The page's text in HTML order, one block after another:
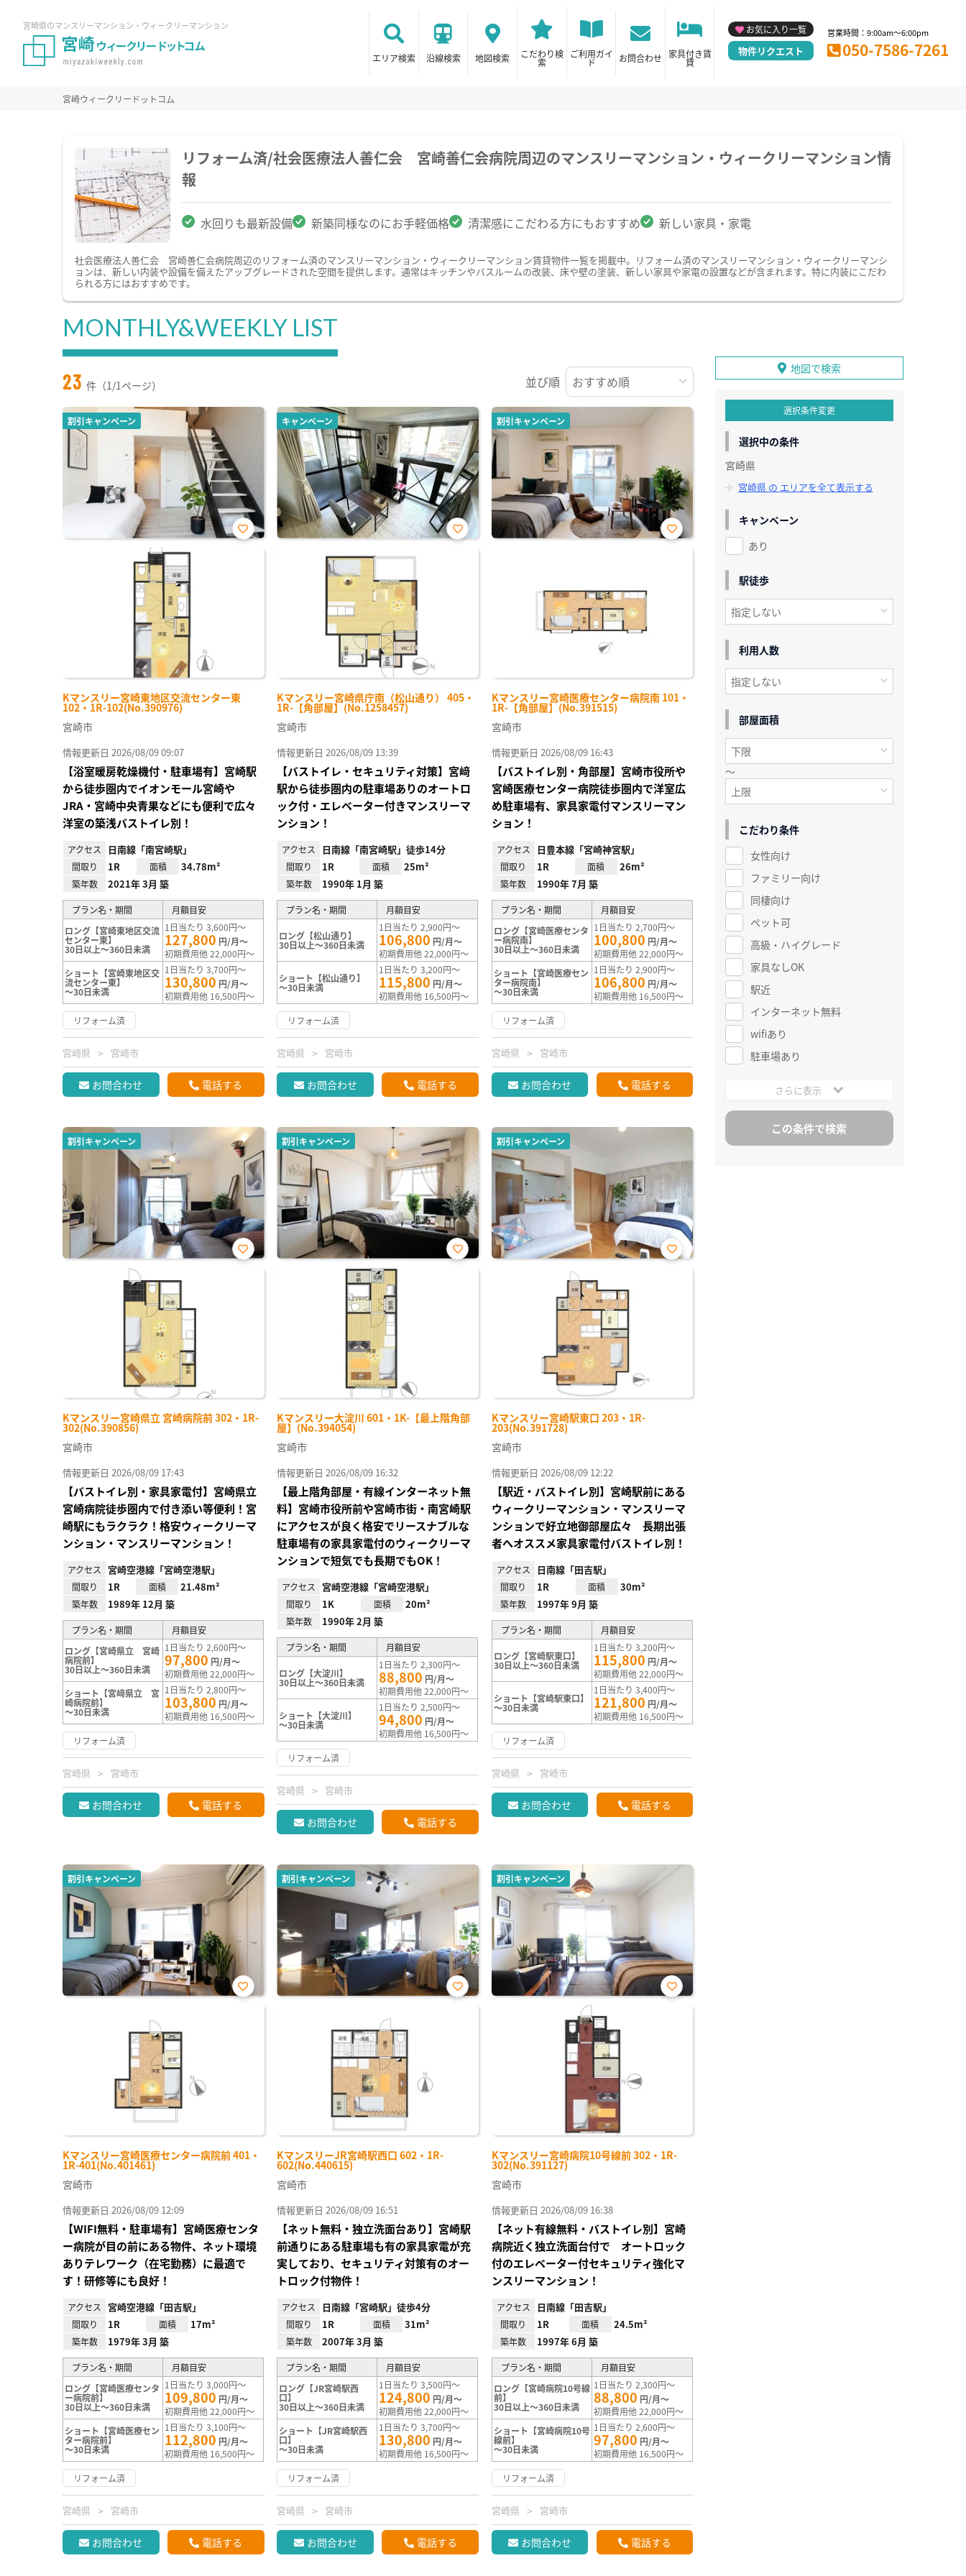
宮崎県のマンスリーマンション・ウィークリーマンション
エリア検索 沿線検索 地図検索 こだわり検
索
ご利用ガイ
ド お問合わせ 家具付き賃
貸
お気に入り一覧
物件リクエスト
営業時間：9:00am～6:00pm
050-7586-7261
宮崎ウィークリードットコム
リフォーム済/社会医療法人善仁会 宮崎善仁会病院周辺のマンスリーマンション・ウィークリーマンション情
報
水回りも最新設備 新築同様なのにお手軽価格 清潔感にこだわる方にもおすすめ 新しい家具・家電
社会医療法人善仁会 宮崎善仁会病院周辺のリフォーム済のマンスリーマンション・ウィークリーマンション賃貸物件一覧を掲載中。リフォーム済のマンスリーマンション・ウィークリーマンシ
ョンは、新しい内装や設備を備えたアップグレードされた空間を提供します。通常はキッチンやバスルームの改装、床や壁の塗装、新しい家具や家電の設置などが含まれます。特に内装にこだわ
られる方にはおすすめです。
MONTHLY&WEEKLY LIST
23 件（1/1ページ） 並び順
割引キャンペーン
Kマンスリー宮崎東地区交流センター東
102・1R-102(No.390976)
お気
宮崎市
情報更新日 2026/08/09 09:07
【浴室暖房乾燥機付・駐車場有】宮崎駅
から徒歩圏内でイオンモール宮崎や
JRA・宮崎中央青果などにも便利で広々
洋室の築浅バストイレ別！
アクセス 日南線「南宮崎駅」
間取り 1R 面積 34.78m²
築年数 2021年 3月 築
プラン名・期間
月額目安
ロング【宮崎東地区交流
センター東】
30日以上～360日未満
1日当たり 3,600円～
127,800 円/月～
初期費用他 22,000円～
ショート【宮崎東地区交
流センター東】
～30日未満
1日当たり 3,700円～
130,800 円/月～
初期費用他 16,500円～
リフォーム済
宮崎県 宮崎市
お問合わせ 電話する
キャンペーン
Kマンスリー宮崎県庁南（松山通り） 405・
1R-【角部屋】(No.1258457)
お気
宮崎市
情報更新日 2026/08/09 13:39
【バストイレ・セキュリティ対策】宮﨑
駅から徒歩圏内の駐車場ありのオートロ
ック付・エレベーター付きマンスリーマ
ンション！
アクセス 日南線「南宮崎駅」徒歩14分
間取り 1R 面積 25m²
築年数 1990年 1月 築
プラン名・期間 月額目安
ロング【松山通り】
30日以上～360日未満
1日当たり 2,900円～
106,800 円/月～
初期費用他 22,000円～
ショート【松山通り】
～30日未満
1日当たり 3,200円～
115,800 円/月～
初期費用他 16,500円～
リフォーム済
宮崎県 宮崎市
お問合わせ 電話する
割引キャンペーン
Kマンスリー宮崎医療センター病院南 101・
1R-【角部屋】(No.391515)
お気
宮崎市
情報更新日 2026/08/09 16:43
【バストイレ別・角部屋】宮崎市役所や
宮崎医療センター病院徒歩圏内で洋室広
め駐車場有、家具家電付マンスリーマン
ション！
アクセス 日豊本線「宮崎神宮駅」
間取り 1R 面積 26m²
築年数 1990年 7月 築
プラン名・期間
月額目安
ロング【宮崎医療センタ
ー病院南】
30日以上～360日未満
1日当たり 2,700円～
100,800 円/月～
初期費用他 22,000円～
ショート【宮崎医療セン
ター病院南】
～30日未満
1日当たり 2,900円～
106,800 円/月～
初期費用他 16,500円～
リフォーム済
宮崎県 宮崎市
お問合わせ 電話する
割引キャンペーン
Kマンスリー宮崎県立 宮崎病院前 302・1R-
302(No.390856)
お気
宮崎市
情報更新日 2026/08/09 17:43
【バストイレ別・家具家電付】宮崎県立
宮崎病院徒歩圏内で付き添い等便利！宮
崎駅にもラクラク！格安ウィークリーマ
ンション・マンスリーマンション！
アクセス 宮崎空港線「宮崎空港駅」
間取り 1R 面積 21.48m²
築年数 1989年 12月 築
プラン名・期間
月額目安
ロング【宮崎県立 宮崎
病院前】
30日以上～360日未満
1日当たり 2,600円～
97,800 円/月～
初期費用他 22,000円～
ショート【宮﨑県立 宮
崎病院前】
～30日未満
1日当たり 2,800円～
103,800 円/月～
初期費用他 16,500円～
リフォーム済
宮崎県 宮崎市
お問合わせ 電話する
割引キャンペーン
Kマンスリー大淀川 601・1K-【最上階角部
屋】(No.394054)
お気
宮崎市
情報更新日 2026/08/09 16:32
【最上階角部屋・有線インターネット無
料】宮崎市役所前や宮崎市街・南宮崎駅
にアクセスが良く格安でリースナブルな
駐車場有の家具家電付のウィークリーマ
ンションで短気でも長期でもOK！
アクセス 宮崎空港線「宮崎空港駅」
間取り 1K 面積 20m²
築年数 1990年 2月 築
プラン名・期間 月額目安
ロング【大淀川】
30日以上～360日未満
1日当たり 2,300円～
88,800 円/月～
初期費用他 22,000円～
ショート【大淀川】
～30日未満
1日当たり 2,500円～
94,800 円/月～
初期費用他 16,500円～
リフォーム済
宮崎県 宮崎市
お問合わせ 電話する
割引キャンペーン
Kマンスリー宮崎駅東口 203・1R-
203(No.391728)
お気
宮崎市
情報更新日 2026/08/09 12:22
【駅近・バストイレ別】宮崎駅前にある
ウィークリーマンション・マンスリーマ
ンションで好立地御部屋広々 長期出張
者へオススメ家具家電付バストイレ別！
アクセス 日南線「田吉駅」
間取り 1R 面積 30m²
築年数 1997年 9月 築
プラン名・期間 月額目安
ロング【宮崎駅東口】
30日以上～360日未満
1日当たり 3,200円～
115,800 円/月～
初期費用他 22,000円～
ショート【宮崎駅東口】
～30日未満
1日当たり 3,400円～
121,800 円/月～
初期費用他 16,500円～
リフォーム済
宮崎県 宮崎市
お問合わせ 電話する
割引キャンペーン
Kマンスリー宮崎医療センター病院前 401・
1R-401(No.401461)
お気
宮崎市
情報更新日 2026/08/09 12:09
【WIFI無料・駐車場有】宮崎医療センタ
ー病院が目の前にある物件、ネット環境
ありテレワーク（在宅勤務）に最適で
す！研修等にも良好！
アクセス 宮崎空港線「田吉駅」
間取り 1R 面積 17m²
築年数 1979年 3月 築
プラン名・期間
月額目安
ロング【宮崎医療センタ
ー病院前】
30日以上～360日未満
1日当たり 3,000円～
109,800 円/月～
初期費用他 22,000円～
ショート【宮崎医療セン
ター病院前】
～30日未満
1日当たり 3,100円～
112,800 円/月～
初期費用他 16,500円～
リフォーム済
宮崎県 宮崎市
お問合わせ 電話する
割引キャンペーン
KマンスリーJR宮崎駅西口 602・1R-
602(No.440615)
お気
宮崎市
情報更新日 2026/08/09 16:51
【ネット無料・独立洗面台あり】宮崎駅
前通りにある駐車場も有の家具家電が充
実しており、セキュリティ対策有のオー
トロック付物件！
アクセス 日南線「宮崎駅」徒歩4分
間取り 1R 面積 31m²
築年数 2007年 3月 築
プラン名・期間
月額目安
ロング【JR宮崎駅西
口】
30日以上～360日未満
1日当たり 3,500円～
124,800 円/月～
初期費用他 22,000円～
ショート【JR宮崎駅西
口】
～30日未満
1日当たり 3,700円～
130,800 円/月～
初期費用他 16,500円～
リフォーム済
宮崎県 宮崎市
お問合わせ 電話する
割引キャンペーン
Kマンスリー宮崎病院10号線前 302・1R-
302(No.391127)
お気
宮崎市
情報更新日 2026/08/09 16:38
【ネット有線無料・バストイレ別】宮崎
病院近く独立洗面台付で オートロック
付のエレベーター付セキュリティ強化マ
ンスリーマンション！
アクセス 日南線「田吉駅」
間取り 1R 面積 24.5m²
築年数 1997年 6月 築
プラン名・期間
月額目安
ロング【宮崎病院10号線
前】
30日以上～360日未満
1日当たり 2,300円～
88,800 円/月～
初期費用他 22,000円～
ショート【宮崎病院10号
線前】
～30日未満
1日当たり 2,600円～
97,800 円/月～
初期費用他 16,500円～
リフォーム済
宮崎県 宮崎市
お問合わせ 電話する
地図で検索
選択条件変更
選択中の条件
宮崎県
宮崎県 の エリアを全て表示する
キャンペーン
あり
駅徒歩
利用人数
部屋面積
～
こだわり条件
女性向け
ファミリー向け
同棲向け
ペット可
高級・ハイグレード
家具なしOK
駅近
インターネット無料
wifiあり
駐車場あり
さらに表示